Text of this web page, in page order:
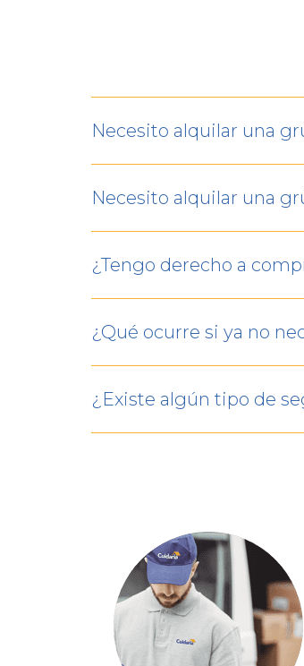
Necesito alquilar una
Necesito alquilar una
¿Tengo derecho a
¿Qué ocurre si ya no
¿Existe algún tipo de